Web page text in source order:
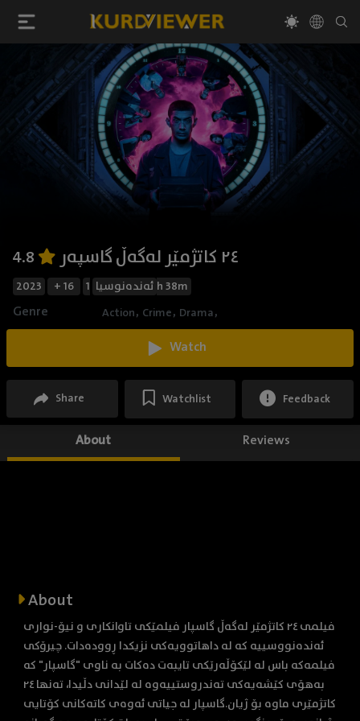
٢٤ کاتژمێر لەگەڵ گاسپەر
2023 + 16 ئەندەنوسیا 1h 38m
Genre Action, Crime, Drama,
Watch
Share Watchlist Feedback
About Reviews
About
​فیلمی ٢٤ کاتژمێر لەگەڵ گاسپار فیلمێکی تاوانکاری و نیۆ-نواری
ئەندەنووسییە کە لە داهاتوویەکی نزیکدا ڕوودەدات. چیرۆکی
فیلمەکە باس لە لێکۆڵەرێکی تایبەت دەکات بە ناوی "گاسپار" کە
بەهۆی کێشەیەکی تەندروستییەوە لە لێدانی دڵیدا، تەنها ٢٤
کاتژمێری ماوە بۆ ژیان. ​گاسپار لە جیاتی ئەوەی کاتەکانی کۆتایی